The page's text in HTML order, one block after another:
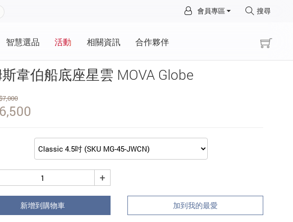
會員專區 搜尋
智慧選品 活動 相關資訊 合作夥伴
韋伯船底座星雲 MOVA Globe
7,000
6,500
+
新增到購物車 加到我的最愛
×
蹤我的訂單
資料管理
JARVIS VIP